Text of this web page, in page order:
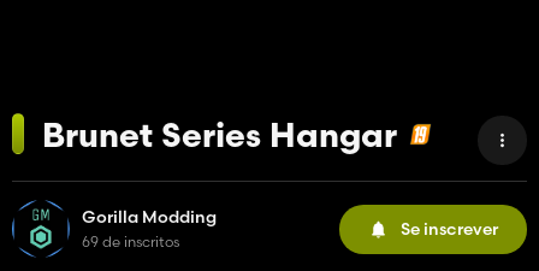
Brunet Series Hangar
Gorilla Modding
69 de inscritos
Se inscrever